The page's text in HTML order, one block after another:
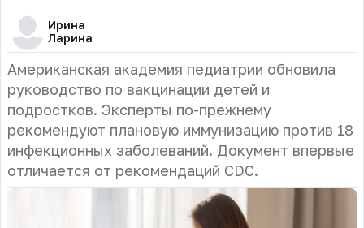
Ирина
Ларина
Американская академия педиатрии обновила
руководство по вакцинации детей и
подростков. Эксперты по-прежнему
рекомендуют плановую иммунизацию против 18
инфекционных заболеваний. Документ впервые
отличается от рекомендаций CDC.